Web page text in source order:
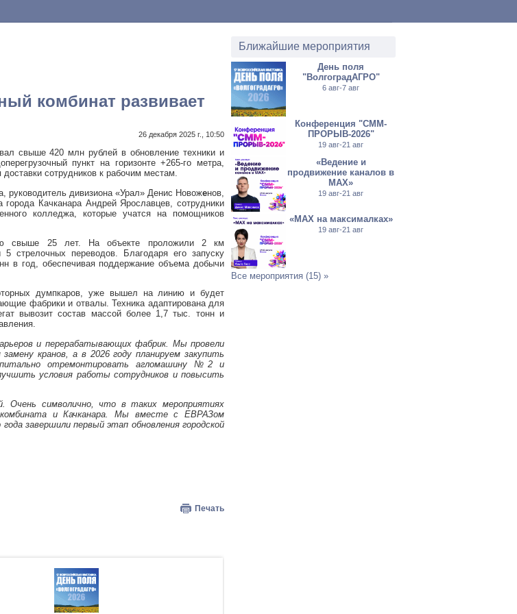
Ближайшие мероприятия
День поля
"ВолгоградАГРО"
6 авг-7 авг
Конференция "СММ-
ПРОРЫВ-2026"
19 авг-21 авг
«Ведение и
продвижение каналов в
МАХ»
19 авг-21 авг
«MAX на максималках»
19 авг-21 авг
Все мероприятия (15) »
комбинат развивает
26 декабря 2025 г., 10:50
свыше 420 млн рублей в обновление техники и
пункт на горизонте +265-го метра,
сотрудников к рабочим местам.
руководитель дивизиона «Урал» Денис Новоженов,
Качканара Андрей Ярославцев, сотрудники
колледжа, которые учатся на помощников
свыше 25 лет. На объекте проложили 2 км
стрелочных переводов. Благодаря его запуску
в год, обеспечивая поддержание объема добычи
думпкаров, уже вышел на линию и будет
фабрики и отвалы. Техника адаптирована для
вывозит состав массой более 1,7 тыс. тонн и
и перерабатывающих фабрик. Мы провели
кранов, а в 2026 году планируем закупить
отремонтировать агломашину №2 и
условия работы сотрудников и повысить
Очень символично, что в таких мероприятиях
и Качканара. Мы вместе с ЕВРАЗом
завершили первый этап обновления городской
Печать